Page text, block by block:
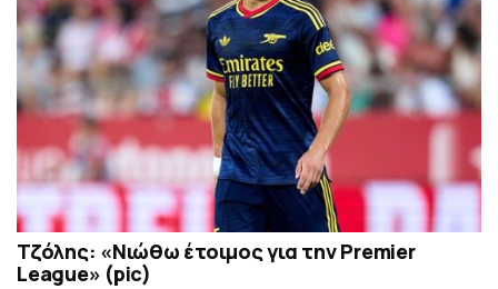
Τζόλης: «Νιώθω έτοιμος για την Premier
League» (pic)